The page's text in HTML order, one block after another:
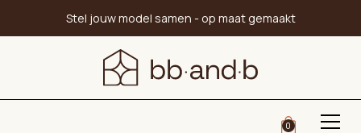
Stel jouw model samen - op maat gemaakt
0